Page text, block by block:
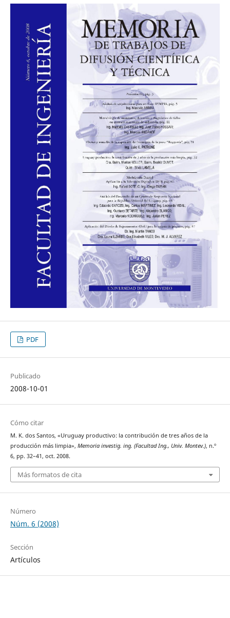
PDF
Publicado
2008-10-01
Cómo citar
M. K. dos Santos, «Uruguay productivo: la contribución de tres años de la
producción más limpia», Memoria investig. ing. (Facultad Ing., Univ. Montev.), n.º
6, pp. 32–41, oct. 2008.
Más formatos de cita
Número
Núm. 6 (2008)
Sección
Artículos